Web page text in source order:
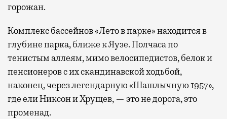
горожан.
Комплекс бассейнов «Лето в парке» находится в
глубине парка, ближе к Яузе. Полчаса по
тенистым аллеям, мимо велосипедистов, белок и
пенсионеров с их скандинавской ходьбой,
наконец, через легендарную «Шашлычную 1957»,
где ели Никсон и Хрущев, — это не дорога, это
променад.